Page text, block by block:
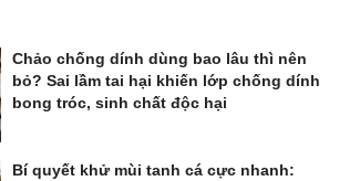
Chảo chống dính dùng bao lâu thì nên
bỏ? Sai lầm tai hại khiến lớp chống dính
bong tróc, sinh chất độc hại
Bí quyết khử mùi tanh cá cực nhanh: